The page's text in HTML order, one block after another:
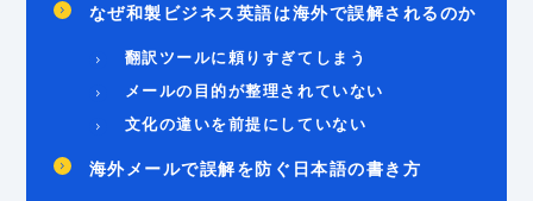
なぜ和製ビジネス英語は海外で誤解されるのか
翻訳ツールに頼りすぎてしまう
メールの目的が整理されていない
文化の違いを前提にしていない
海外メールで誤解を防ぐ日本語の書き方